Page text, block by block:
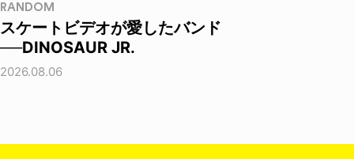
RANDOM
スケートビデオが愛したバンド
──DINOSAUR JR.
2026.08.06